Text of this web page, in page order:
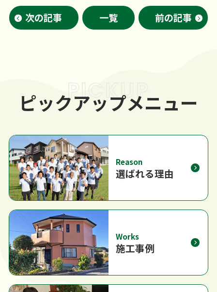
次の記事 一覧 前の記事
PICKUP
ピックアップメニュー
Reason
選ばれる理由
Works
施工事例